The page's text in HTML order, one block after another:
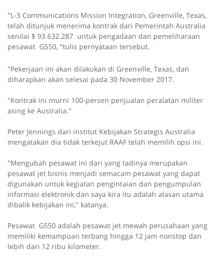
"L-3 Communications Mission Integration, Greenville, Texas,
telah ditunjuk menerima kontrak dari Pemerintah Australia
senilai $ 93.632.287 untuk pengadaan dan pemeliharaan
pesawat G550, "tulis pernyataan tersebut.
"Pekerjaan ini akan dilakukan di Greenville, Texas, dan
diharapkan akan selesai pada 30 November 2017.
"Kontrak ini murni 100-persen penjualan peralatan militer
asing ke Australia."
Peter Jennings dari institut Kebijakan Strategis Australia
mengatakan dia tidak terkejut RAAF telah memilih opsi ini.
"Mengubah pesawat ini dari yang tadinya merupakan
pesawat jet bisnis menjadi semacam pesawat yang dapat
digunakan untuk kegiatan pengintaian dan pengumpulan
informasi elektronik dan saya kira itu adalah alasan utama
dibalik kebijakan ini," katanya.
Pesawat G550 adalah pesawat jet mewah perusahaan yang
memiliki kemampuan terbang hingga 12 jam nonstop dan
lebih dari 12 ribu kilometer.